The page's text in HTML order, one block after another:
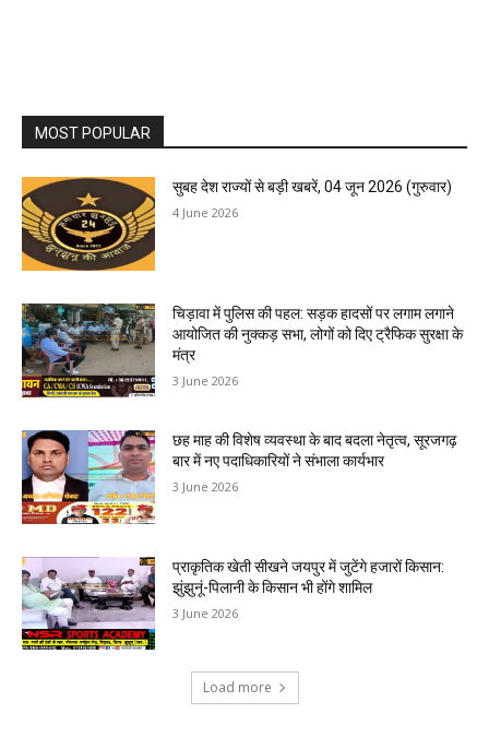
MOST POPULAR
सुबह देश राज्यों से बड़ी खबरें, 04 जून 2026 (गुरुवार)
4 June 2026
चिड़ावा में पुलिस की पहल: सड़क हादसों पर लगाम लगाने
आयोजित की नुक्कड़ सभा, लोगों को दिए ट्रैफिक सुरक्षा के
मंत्र
3 June 2026
छह माह की विशेष व्यवस्था के बाद बदला नेतृत्व, सूरजगढ़
बार में नए पदाधिकारियों ने संभाला कार्यभार
3 June 2026
प्राकृतिक खेती सीखने जयपुर में जुटेंगे हजारों किसान:
झुंझुनूं-पिलानी के किसान भी होंगे शामिल
3 June 2026
Load more